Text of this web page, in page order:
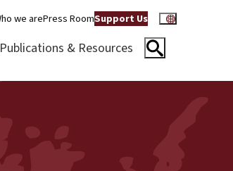
we arePress RoomSupport Us
Publications & Resources